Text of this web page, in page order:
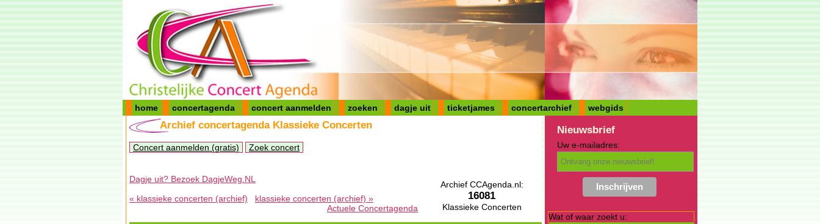
home concertagenda concert aanmelden zoeken dagje uit ticketjames concertarchief webgids
Archief concertagenda Klassieke Concerten
Concert aanmelden (gratis) Zoek concert
Archief CCAgenda.nl:
16081
Klassieke Concerten
Dagje uit? Bezoek DagjeWeg.NL
« klassieke concerten (archief)
klassieke concerten (archief) »
Actuele Concertagenda
Nieuwsbrief
Uw e-mailadres:
Wat of waar zoekt u: